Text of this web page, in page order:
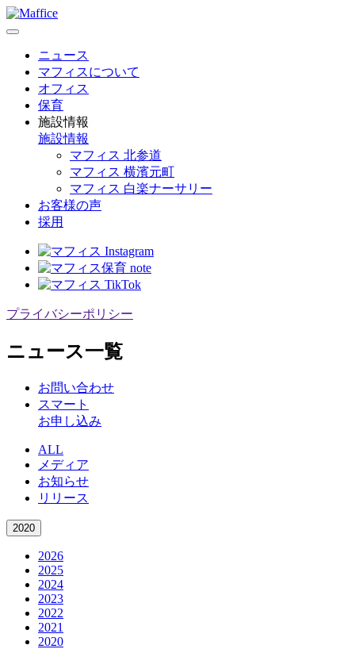
ニュース
マフィスについて
オフィス
保育
施設情報
施設情報
マフィス 北参道
マフィス 横濱元町
マフィス 白楽ナーサリー
お客様の声
採用
プライバシーポリシー
ニュース一覧
お問い合わせ
スマート
お申し込み
ALL
メディア
お知らせ
リリース
2020
2026
2025
2024
2023
2022
2021
2020